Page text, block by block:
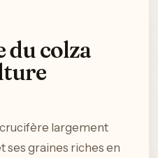
du colza
largement
ses graines riches en